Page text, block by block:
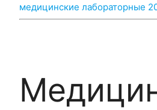
медицинские лабораторные